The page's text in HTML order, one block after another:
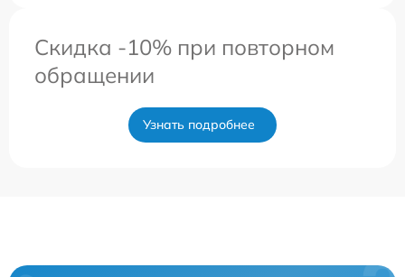
Скидка -10% при повторном
обращении
Узнать подробнее